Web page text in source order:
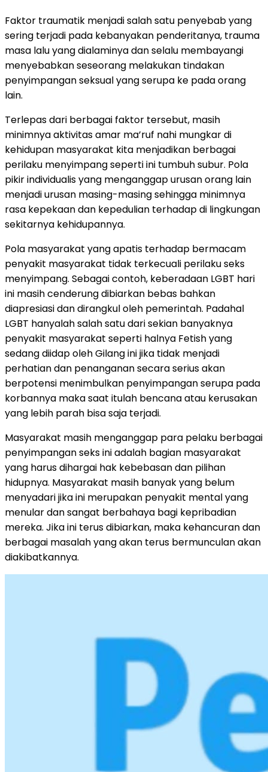
Faktor traumatik menjadi salah satu penyebab yang
sering terjadi pada kebanyakan penderitanya, trauma
masa lalu yang dialaminya dan selalu membayangi
menyebabkan seseorang melakukan tindakan
penyimpangan seksual yang serupa ke pada orang
lain.
Terlepas dari berbagai faktor tersebut, masih
minimnya aktivitas amar ma’ruf nahi mungkar di
kehidupan masyarakat kita menjadikan berbagai
perilaku menyimpang seperti ini tumbuh subur. Pola
pikir individualis yang menganggap urusan orang lain
menjadi urusan masing-masing sehingga minimnya
rasa kepekaan dan kepedulian terhadap di lingkungan
sekitarnya kehidupannya.
Pola masyarakat yang apatis terhadap bermacam
penyakit masyarakat tidak terkecuali perilaku seks
menyimpang. Sebagai contoh, keberadaan LGBT hari
ini masih cenderung dibiarkan bebas bahkan
diapresiasi dan dirangkul oleh pemerintah. Padahal
LGBT hanyalah salah satu dari sekian banyaknya
penyakit masyarakat seperti halnya Fetish yang
sedang diidap oleh Gilang ini jika tidak menjadi
perhatian dan penanganan secara serius akan
berpotensi menimbulkan penyimpangan serupa pada
korbannya maka saat itulah bencana atau kerusakan
yang lebih parah bisa saja terjadi.
Masyarakat masih menganggap para pelaku berbagai
penyimpangan seks ini adalah bagian masyarakat
yang harus dihargai hak kebebasan dan pilihan
hidupnya. Masyarakat masih banyak yang belum
menyadari jika ini merupakan penyakit mental yang
menular dan sangat berbahaya bagi kepribadian
mereka. Jika ini terus dibiarkan, maka kehancuran dan
berbagai masalah yang akan terus bermunculan akan
diakibatkannya.